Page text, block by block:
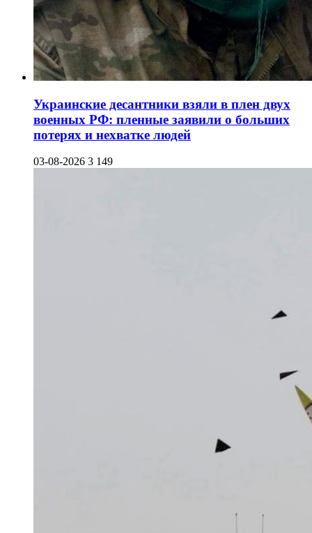
Украинские десантники взяли в плен двух
военных РФ: пленные заявили о больших
потерях и нехватке людей
03-08-2026 3 149